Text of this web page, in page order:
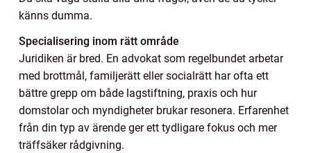
känns dumma.
Specialisering inom rätt område
Juridiken är bred. En advokat som regelbundet arbetar
med brottmål, familjerätt eller socialrätt har ofta ett
bättre grepp om både lagstiftning, praxis och hur
domstolar och myndigheter brukar resonera. Erfarenhet
från din typ av ärende ger ett tydligare fokus och mer
träffsäker rådgivning.